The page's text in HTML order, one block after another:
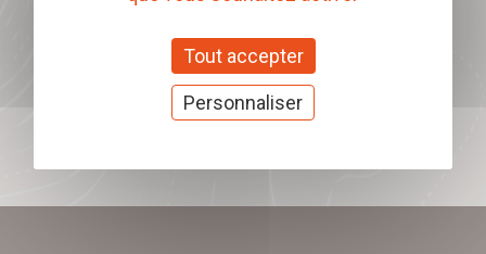
Offrez nos chèques
cadeaux
J'offre des chèques cadeaux
Tout accepter
Personnaliser